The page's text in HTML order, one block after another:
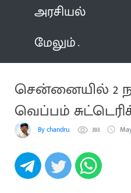
அரசியல்
மேலும்
சென்னையில் 2
வெப்பம்
By chandru 393